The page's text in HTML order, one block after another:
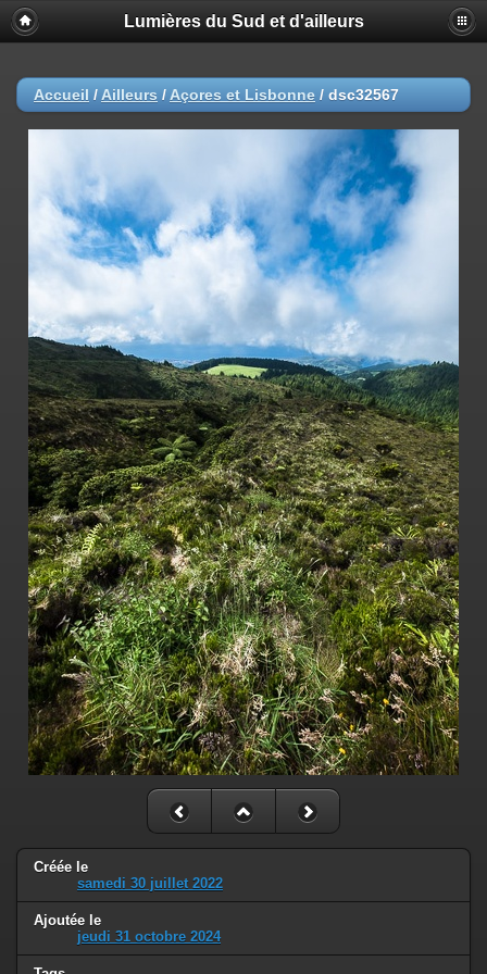
Lumières du Sud et d'ailleurs
Accueil / Ailleurs / Açores et Lisbonne / dsc32567
Créée le
samedi 30 juillet 2022
Ajoutée le
jeudi 31 octobre 2024